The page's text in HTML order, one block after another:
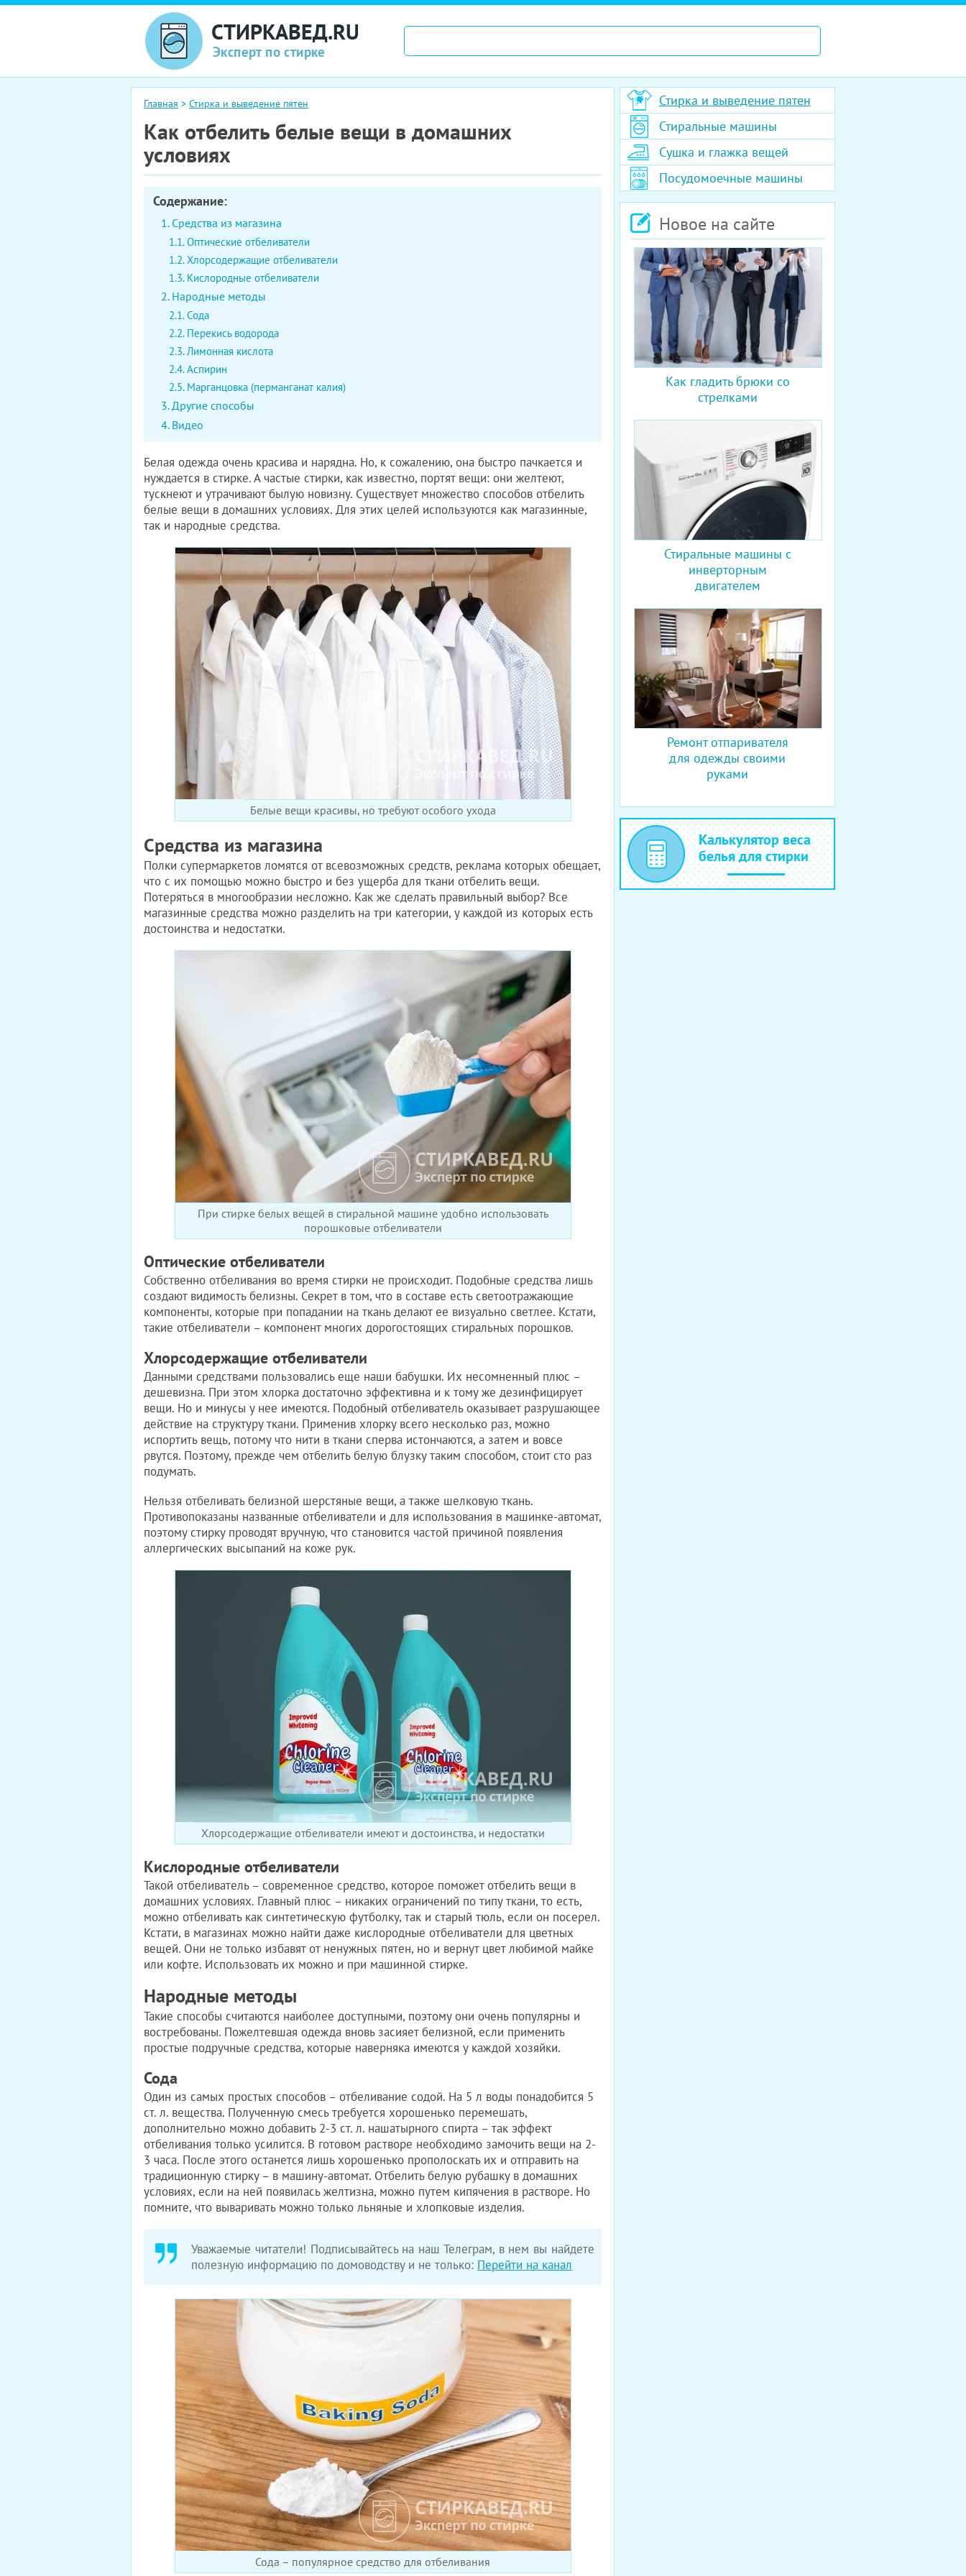
СТИРКАВЕД.RU
Эксперт по стирке
Главная > Стирка и выведение пятен
Как отбелить белые вещи в домашних
условиях
Содержание:
Средства из магазина
Оптические отбеливатели
Хлорсодержащие отбеливатели
Кислородные отбеливатели
Народные методы
Сода
Перекись водорода
Лимонная кислота
Аспирин
Марганцовка (перманганат калия)
Другие способы
Видео
Белая одежда очень красива и нарядна. Но, к сожалению, она быстро пачкается и
нуждается в стирке. А частые стирки, как известно, портят вещи: они желтеют,
тускнеют и утрачивают былую новизну. Существует множество способов отбелить
белые вещи в домашних условиях. Для этих целей используются как магазинные,
так и народные средства.
Белые вещи красивы, но требуют особого ухода
Средства из магазина
Полки супермаркетов ломятся от всевозможных средств, реклама которых обещает,
что с их помощью можно быстро и без ущерба для ткани отбелить вещи.
Потеряться в многообразии несложно. Как же сделать правильный выбор? Все
магазинные средства можно разделить на три категории, у каждой из которых есть
достоинства и недостатки.
При стирке белых вещей в стиральной машине удобно использовать
порошковые отбеливатели
Оптические отбеливатели
Собственно отбеливания во время стирки не происходит. Подобные средства лишь
создают видимость белизны. Секрет в том, что в составе есть светоотражающие
компоненты, которые при попадании на ткань делают ее визуально светлее. Кстати,
такие отбеливатели – компонент многих дорогостоящих стиральных порошков.
Хлорсодержащие отбеливатели
Данными средствами пользовались еще наши бабушки. Их несомненный плюс –
дешевизна. При этом хлорка достаточно эффективна и к тому же дезинфицирует
вещи. Но и минусы у нее имеются. Подобный отбеливатель оказывает разрушающее
действие на структуру ткани. Применив хлорку всего несколько раз, можно
испортить вещь, потому что нити в ткани сперва истончаются, а затем и вовсе
рвутся. Поэтому, прежде чем отбелить белую блузку таким способом, стоит сто раз
подумать.
Нельзя отбеливать белизной шерстяные вещи, а также шелковую ткань.
Противопоказаны названные отбеливатели и для использования в машинке-автомат,
поэтому стирку проводят вручную, что становится частой причиной появления
аллергических высыпаний на коже рук.
Хлорсодержащие отбеливатели имеют и достоинства, и недостатки
Кислородные отбеливатели
Такой отбеливатель – современное средство, которое поможет отбелить вещи в
домашних условиях. Главный плюс – никаких ограничений по типу ткани, то есть,
можно отбеливать как синтетическую футболку, так и старый тюль, если он посерел.
Кстати, в магазинах можно найти даже кислородные отбеливатели для цветных
вещей. Они не только избавят от ненужных пятен, но и вернут цвет любимой майке
или кофте. Использовать их можно и при машинной стирке.
Народные методы
Такие способы считаются наиболее доступными, поэтому они очень популярны и
востребованы. Пожелтевшая одежда вновь засияет белизной, если применить
простые подручные средства, которые наверняка имеются у каждой хозяйки.
Сода
Один из самых простых способов – отбеливание содой. На 5 л воды понадобится 5
ст. л. вещества. Полученную смесь требуется хорошенько перемешать,
дополнительно можно добавить 2-3 ст. л. нашатырного спирта – так эффект
отбеливания только усилится. В готовом растворе необходимо замочить вещи на 2-
3 часа. После этого останется лишь хорошенько прополоскать их и отправить на
традиционную стирку – в машину-автомат. Отбелить белую рубашку в домашних
условиях, если на ней появилась желтизна, можно путем кипячения в растворе. Но
помните, что вываривать можно только льняные и хлопковые изделия.
Уважаемые читатели! Подписывайтесь на наш Телеграм, в нем вы найдете
полезную информацию по домоводству и не только: Перейти на канал
Сода – популярное средство для отбеливания
Стирка и выведение пятен
Стиральные машины
Сушка и глажка вещей
Посудомоечные машины
Новое на сайте
Как гладить брюки со
стрелками
Стиральные машины с
инверторным
двигателем
Ремонт отпаривателя
для одежды своими
руками
Калькулятор веса
белья для стирки